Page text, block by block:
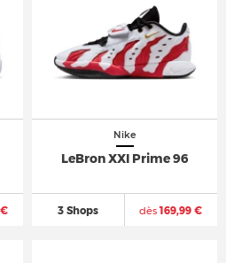
Nike
LeBron XXI Prime 96
3 Shops dès169,99 €